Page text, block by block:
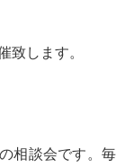
致します。
相談会です。毎